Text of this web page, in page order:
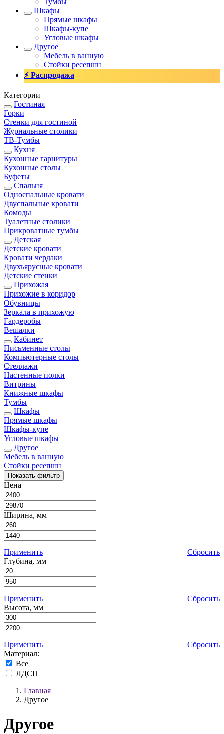
Шкафы
Прямые шкафы
Шкафы-купе
Угловые шкафы
Другое
Мебель в ванную
Стойки ресепшн
⚡ Распродажа
Категории
Гостиная
Горки
Стенки для гостиной
Журнальные столики
TВ-Тумбы
Кухня
Кухонные гарнитуры
Кухонные столы
Буфеты
Спальня
Односпальные кровати
Двуспальные кровати
Комоды
Туалетные столики
Прикроватные тумбы
Детская
Детские кровати
Кровати чердаки
Двухъярусные кровати
Детские стенки
Прихожая
Прихожие в коридор
Обувницы
Зеркала в прихожую
Гардеробы
Вешалки
Кабинет
Письменные столы
Компьютерные столы
Стеллажи
Настенные полки
Витрины
Книжные шкафы
Тумбы
Шкафы
Прямые шкафы
Шкафы-купе
Угловые шкафы
Другое
Мебель в ванную
Стойки ресепшн
Показать фильтр
Цена
Ширина, мм
Применить
Сбросить
Глубина, мм
Применить
Сбросить
Высота, мм
Применить
Сбросить
Материал:
Все
ЛДСП
Главная
Другое
Другое